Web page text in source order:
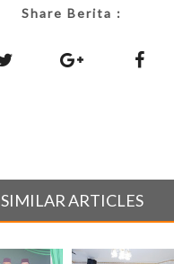
Share Berita :
SIMILAR ARTICLES